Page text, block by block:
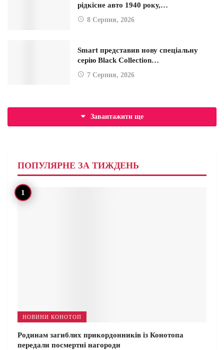
рідкісне авто 1940 року,…
8 Серпня, 2026
Smart представив нову спеціальну
серію Black Collection…
7 Серпня, 2026
Завантажити ще
ПОПУЛЯРНЕ ЗА ТИЖДЕНЬ
НОВИНИ КОНОТОП
Родинам загиблих прикордонників із Конотопа
передали посмертні нагороди